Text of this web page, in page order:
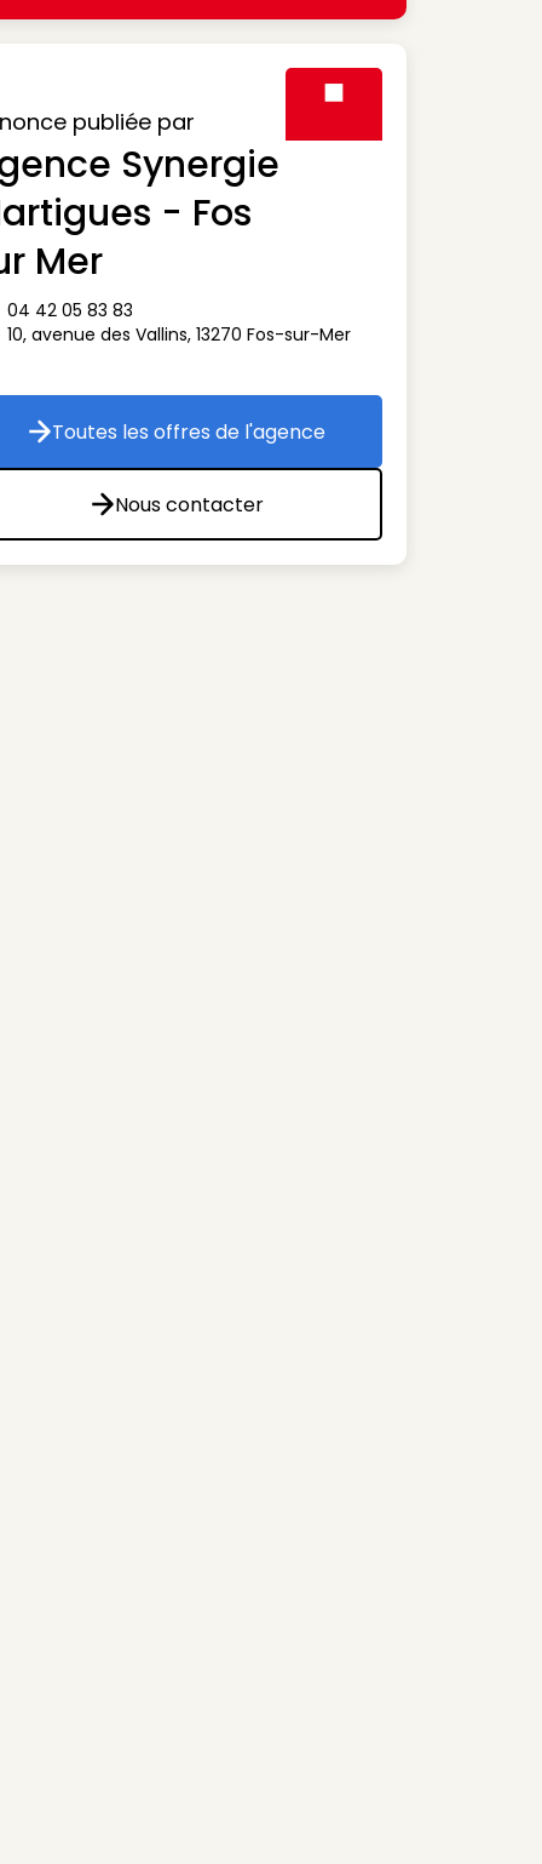
publiée par
Synergie
- Fos
Mer
téléphone
04 42 05 83 83
adresse
10, avenue des Vallins, 13270 Fos-sur-Mer
Toutes les offres de l'agence
Toutes les offres de l'agence
Nous contacter
Nous contacter